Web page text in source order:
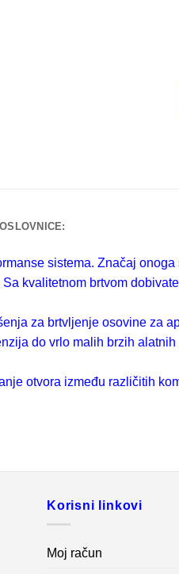
sistema. Značaj
kvalitetnom brtvom
za brtvljenje osovine za
do vrlo malih brzih alatnih
otvora između različitih
Korisni linkovi
Moj račun